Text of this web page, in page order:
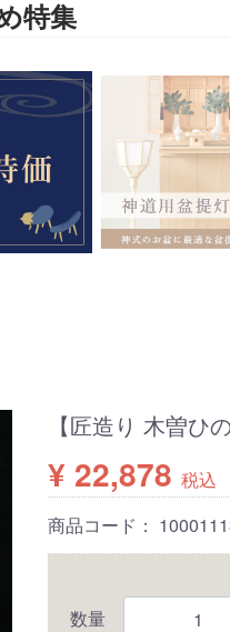
特集
【匠造り 木曽ひ
¥ 22,878 税込
商品コード：
数量